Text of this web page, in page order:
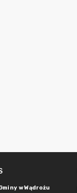
w Wądrożu